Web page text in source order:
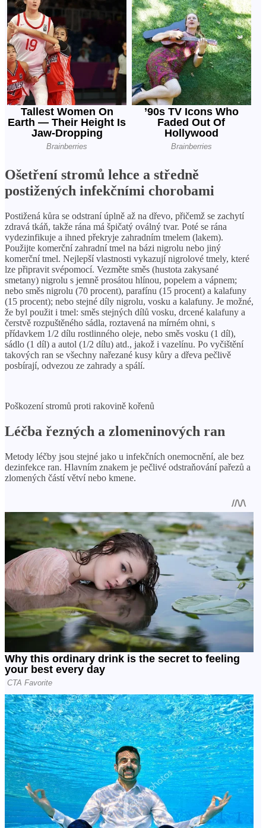
Ošetření stromů lehce a středně
postižených infekčními chorobami
Postižená kůra se odstraní úplně až na dřevo, přičemž se zachytí
zdravá tkáň, takže rána má špičatý oválný tvar. Poté se rána
vydezinfikuje a ihned překryje zahradním tmelem (lakem).
Použijte komerční zahradní tmel na bázi nigrolu nebo jiný
komerční tmel. Nejlepší vlastnosti vykazují nigrolové tmely, které
lze připravit svépomocí. Vezměte směs (hustota zakysané
smetany) nigrolu s jemně prosátou hlínou, popelem a vápnem;
nebo směs nigrolu (70 procent), parafínu (15 procent) a kalafuny
(15 procent); nebo stejné díly nigrolu, vosku a kalafuny. Je možné,
že byl použit i tmel: směs stejných dílů vosku, drcené kalafuny a
čerstvě rozpuštěného sádla, roztavená na mírném ohni, s
přídavkem 1/2 dílu rostlinného oleje, nebo směs vosku (1 díl),
sádlo (1 díl) a autol (1/2 dílu) atd., jakož i vazelínu. Po vyčištění
takových ran se všechny nařezané kusy kůry a dřeva pečlivě
posbírají, odvezou ze zahrady a spálí.
Poškození stromů proti rakovině kořenů
Léčba řezných a zlomeninových ran
Metody léčby jsou stejné jako u infekčních onemocnění, ale bez
dezinfekce ran. Hlavním znakem je pečlivé odstraňování pařezů a
zlomených částí větví nebo kmene.